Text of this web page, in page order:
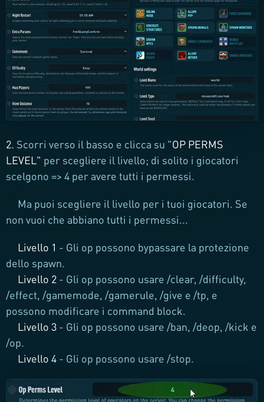
2. Scorri verso il basso e clicca su "OP PERMS
LEVEL" per scegliere il livello; di solito i giocatori
scelgono => 4 per avere tutti i permessi.
Ma puoi scegliere il livello per i tuoi giocatori. Se
non vuoi che abbiano tutti i permessi...
Livello 1 - Gli op possono bypassare la protezione
dello spawn.
Livello 2 - Gli op possono usare /clear, /difficulty,
/effect, /gamemode, /gamerule, /give e /tp, e
possono modificare i command block.
Livello 3 - Gli op possono usare /ban, /deop, /kick e
/op.
Livello 4 - Gli op possono usare /stop.